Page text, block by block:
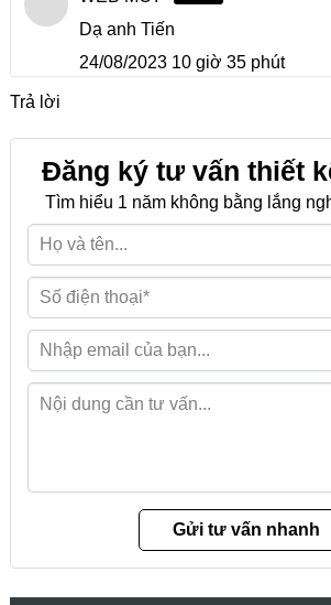
Dạ anh Tiến
24/08/2023 10 giờ 35 phút
Trả lời
Đăng ký tư vấn thiết
Tìm hiểu 1 năm không bằng lắng